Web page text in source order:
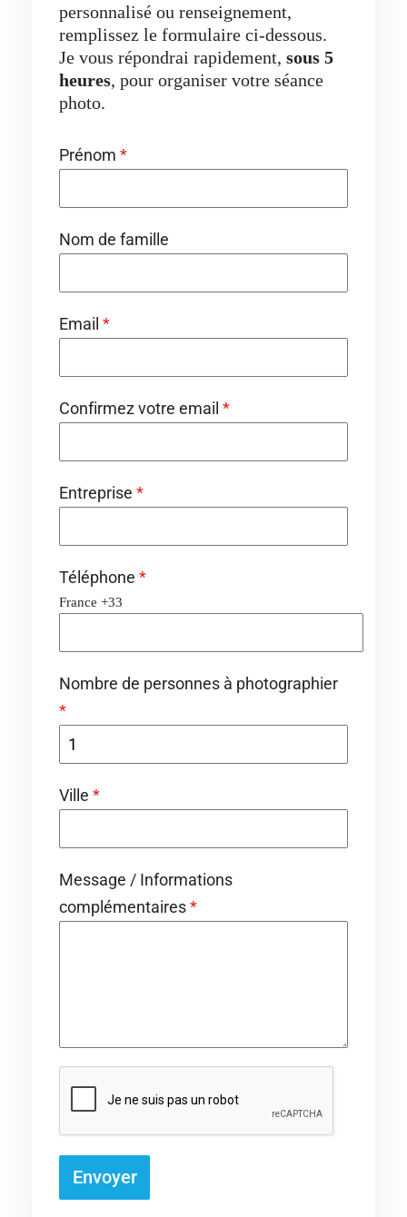
personnalisé ou renseignement,
remplissez le formulaire ci-dessous.
Je vous répondrai rapidement, sous 5
heures, pour organiser votre séance
photo.
Prénom *
Nom de famille
Email *
Confirmez votre email *
Entreprise *
Téléphone *
France +33
Nombre de personnes à photographier
*
Ville *
Message / Informations
complémentaires*
Envoyer